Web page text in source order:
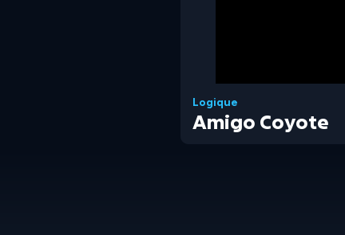
Logique
Amigo Coyote